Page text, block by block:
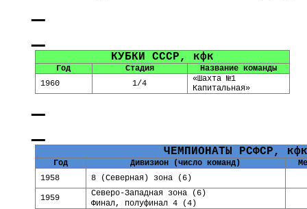
КУБКИ СССР, кфк
Год Стадия
Название команды
1960
1/4
«Шахта №1
Капитальная»
ЧЕМПИОНАТЫ РСФСР,
Год Дивизион (число команд)
1958
8 (Северная) зона (6)
1959
Северо-Западная зона (6)
Финал, полуфинал 4 (4)